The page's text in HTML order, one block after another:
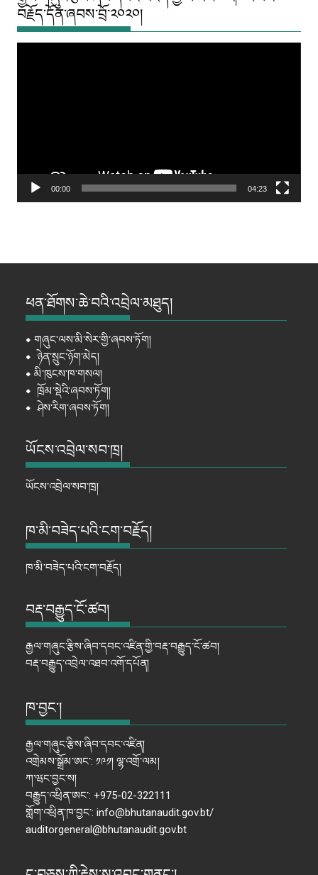
བརྗོད་དོན་ཞབས་བྲོ་༢༠༢༠།
00:00 04:23
ཕན་ཐོགས་ཆེ་བའི་འབྲེལ་མཐུད།
⦁གཞུང་ལས་མི་སེར་གྱི་ཞབས་ཏོག།
⦁ ཉེན་སྲུང་ཉོག་མེད།
⦁ མི་ཁུངས་ཁ་གསལ།
⦁ ཁྲོམ་སྡེའི་ཞབས་ཏོག།
⦁ཤེས་རིག་ཞབས་ཏོག།
ཡོངས་འབྲེལ་སབ་ཁྲ།
ཡོངས་འབྲེལ་སབ་ཁྲ།
ཁ་མི་བཟེད་པའི་ངག་བརྗོད།
ཁ་མི་བཟེད་པའི་ངག་བརྗོད།
བརྡ་བརྒྱུད་ངོ་ཚབ།
རྒྱལ་གཞུང་རྩིས་ཞིབ་དབང་འཛིན་གྱི་བརྡ་བརྒྱུད་ངོ་ཚབ།
བརྡ་བརྒྱུད་འབྲེལ་འཐབ་འགོ་དཔོན།
ཁ་བྱང་།
རྒྱལ་གཞུང་རྩིས་ཞིབ་དབང་འཛིན།
འགྲེམས་སྒྲོམ་ཨང་: ༡༩༡། ལྷ་འགྲོ་ལམ།
ཀ་ཝང་བྱང་ས།
བརྒྱུད་འཕྲིན་ཨང་: +975-02-322111
གློག་འཕྲིན་ཁ་བྱང་: info@bhutanaudit.gov.bt/
auditorgeneral@bhutanaudit.gov.bt